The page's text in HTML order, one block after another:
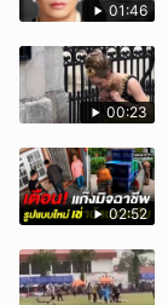
01:46
00:23
02:52